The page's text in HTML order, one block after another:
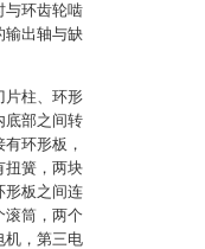
与环齿轮啮
输出轴与缺
片柱、环形
底部之间转
环形板，
扭簧，两块
形板之间连
滚筒，两个
机，第三电